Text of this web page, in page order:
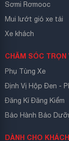
Sơmi Rơmooc
Mui lướt gió xe tải
Xe khách
CHĂM SÓC TRỌN
Phụ Tùng Xe
Định Vị Hộp Đen -
Đăng Kí Đăng Kiểm
Bảo Hành Bảo
DÀNH CHO